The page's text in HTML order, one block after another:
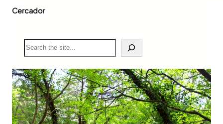
t
l
l
Cercador
S
e
r
c
h